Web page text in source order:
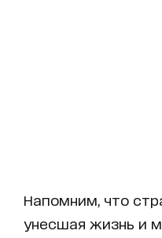
Напомним, что
унесшая жизнь и